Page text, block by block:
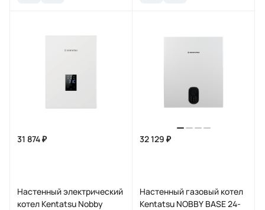
31 874 ₽
Настенный электрический
котел Kentatsu Nobby
32 129 ₽
Настенный газовый котел
Kentatsu NOBBY BASE 24-